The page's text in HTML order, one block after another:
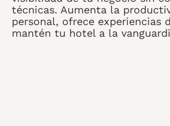
técnicas. Aumenta la
personal, ofrece experiencias
mantén tu hotel a la